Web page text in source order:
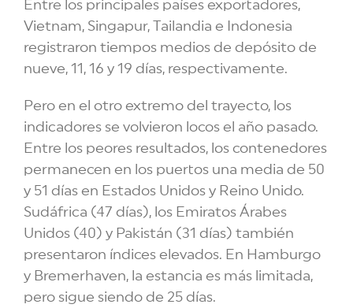
Entre los principales países exportadores,
Vietnam, Singapur, Tailandia e Indonesia
registraron tiempos medios de depósito de
nueve, 11, 16 y 19 días, respectivamente.
Pero en el otro extremo del trayecto, los
indicadores se volvieron locos el año pasado.
Entre los peores resultados, los contenedores
permanecen en los puertos una media de 50
y 51 días en Estados Unidos y Reino Unido.
Sudáfrica (47 días), los Emiratos Árabes
Unidos (40) y Pakistán (31 días) también
presentaron índices elevados. En Hamburgo
y Bremerhaven, la estancia es más limitada,
pero sigue siendo de 25 días.